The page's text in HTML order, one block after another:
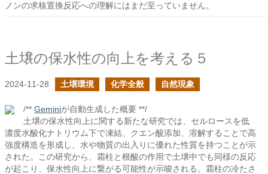
ノンの求核置換反応への理解にはまだ至っていません。
土壌の保水性の向上を考える５
2024-11-28 土壌環境 化学全般 自然現象
/** Geminiが自動生成した概要 **/
土壌の保水性向上に関する新たな研究では、セルロースを低
濃度水酸化ナトリウム下で凍結、クエン酸添加、溶解することで高
強度構造を形成し、水や物質の出入りに優れた性質を持つことが示
された。この研究から、霜柱と根酸の作用で土壌中でも同様の反応
が起こり、保水性向上に繋がる可能性が示唆される。霜柱の冷たさ